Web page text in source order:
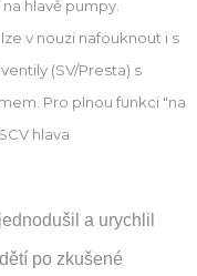
hlavě pumpy.
v nouzi nafouknout i s
(SV/Presta) s
Pro plnou funkci "na
hlava
a urychlil
po zkušené